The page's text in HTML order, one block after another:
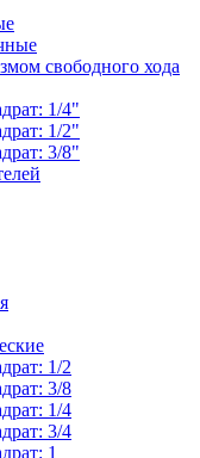
свободного хода
1/4"
1/2"
3/8"
1/2
3/8
1/4
3/4
1